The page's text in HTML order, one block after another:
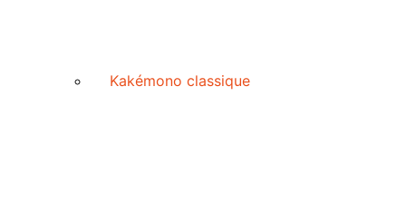
Kakémono classique